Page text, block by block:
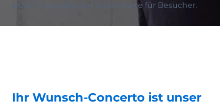
jeden Türzugang zur Visitenkarte für Besucher.
Ihr Wunsch-Concerto ist unser